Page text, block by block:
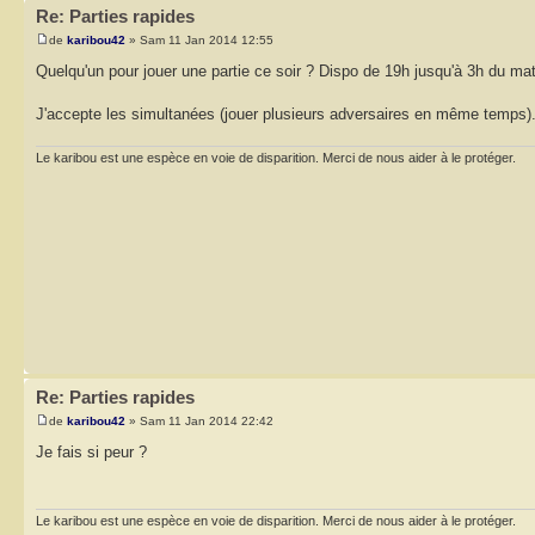
Re: Parties rapides
de karibou42 » Sam 11 Jan 2014 12:55
Quelqu'un pour jouer une partie ce soir ? Dispo de 19h jusqu'à 3h du
J'accepte les simultanées (jouer plusieurs adversaires en même temps).
Le karibou est une espèce en voie de disparition. Merci de nous aider à le protéger.
Re: Parties rapides
de karibou42 » Sam 11 Jan 2014 22:42
Je fais si peur ?
Le karibou est une espèce en voie de disparition. Merci de nous aider à le protéger.